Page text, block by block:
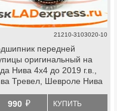
21210-3103020-10
передней
оригинальный на
Нива 4х4 до 2019 г.в.,
Тревел, Шевроле Нива
990 й КУПИТЬ